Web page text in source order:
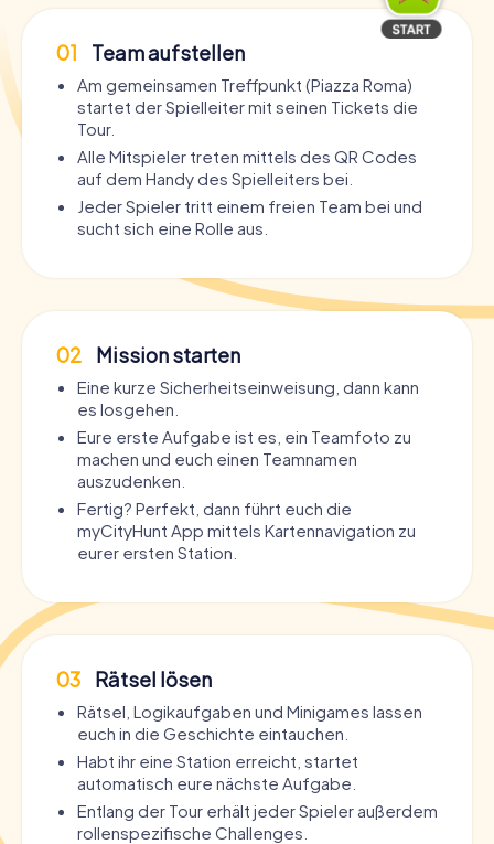
01 Team aufstellen
Am gemeinsamen Treffpunkt (Piazza Roma)
startet der Spielleiter mit seinen Tickets die
Tour.
Alle Mitspieler treten mittels des QR Codes
auf dem Handy des Spielleiters bei.
Jeder Spieler tritt einem freien Team bei und
sucht sich eine Rolle aus.
02 Mission starten
Eine kurze Sicherheitseinweisung, dann kann
es losgehen.
Eure erste Aufgabe ist es, ein Teamfoto zu
machen und euch einen Teamnamen
auszudenken.
Fertig? Perfekt, dann führt euch die
myCityHunt App mittels Kartennavigation zu
eurer ersten Station.
03 Rätsel lösen
Rätsel, Logikaufgaben und Minigames lassen
euch in die Geschichte eintauchen.
Habt ihr eine Station erreicht, startet
automatisch eure nächste Aufgabe.
Entlang der Tour erhält jeder Spieler außerdem
rollenspezifische Challenges.